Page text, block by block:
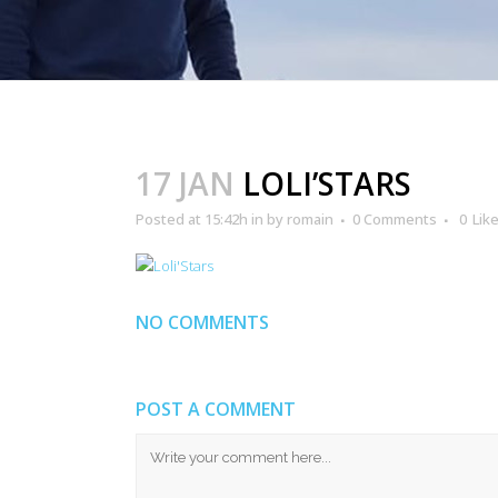
17 JAN LOLI’STARS
Posted at 15:42h in by romain 0 Comments 0
NO COMMENTS
POST A COMMENT